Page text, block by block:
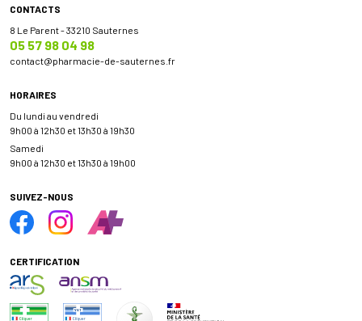
CONTACTS
8 Le Parent - 33210 Sauternes
05 57 98 04 98
contact@pharmacie-de-sauternes.fr
HORAIRES
Du lundi au vendredi
9h00 à 12h30 et 13h30 à 19h30
Samedi
9h00 à 12h30 et 13h30 à 19h00
SUIVEZ-NOUS
CERTIFICATION